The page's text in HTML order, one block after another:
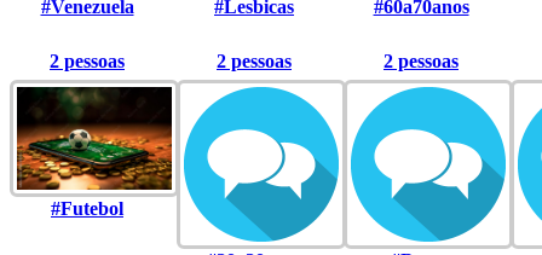
#Venezuela #Lesbicas #60a70anos
2 pessoas
#Futebol
2 pessoas 2 pessoas